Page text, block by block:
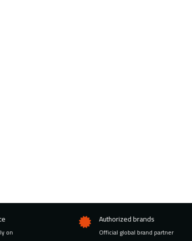
on
Authorized brands
Official global brand partner